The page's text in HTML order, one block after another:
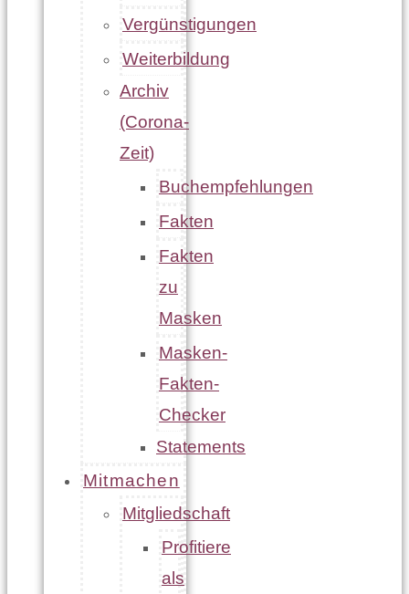
Vergünstigungen
Weiterbildung
Archiv
(Corona-
Zeit)
Buchempfehlungen
Fakten
Fakten
zu
Masken
Masken-
Fakten-
Checker
Statements
Mitmachen
Mitgliedschaft
Profitiere
als